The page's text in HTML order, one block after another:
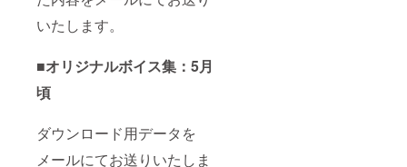
いたします。
■オリジナルボイス集：5月
頃
ダウンロード用データを
メールにてお送りいたしま